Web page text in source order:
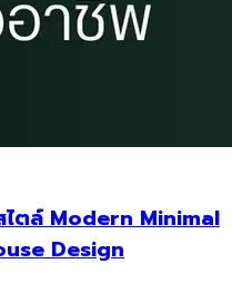
ตล์ Modern Minimal
Design